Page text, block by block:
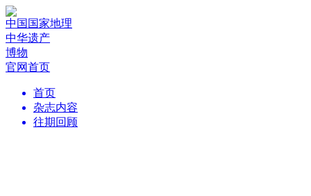
中国国家地理
中华遗产
博物
官网首页
首页
杂志内容
往期回顾